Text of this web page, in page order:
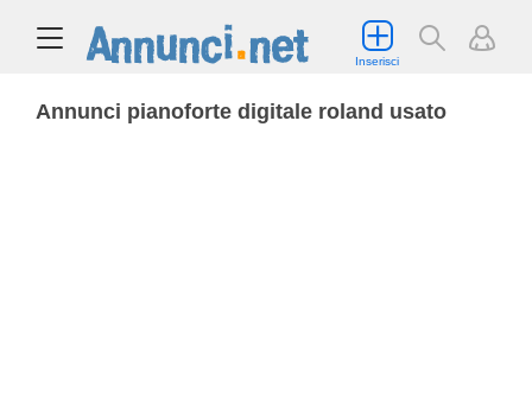
Inserisci
Annunci pianoforte digitale roland usato